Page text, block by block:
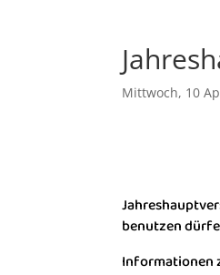
Mittwoch, 10
benutzen
Informationen